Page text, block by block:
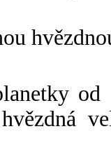
od